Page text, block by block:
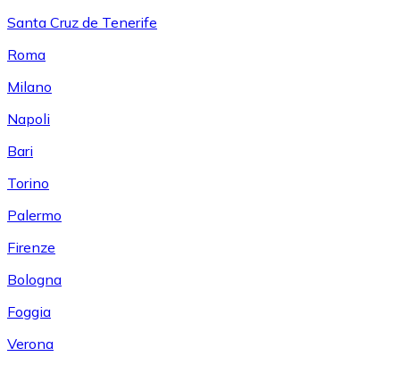
Santa Cruz de Tenerife
Roma
Milano
Napoli
Bari
Torino
Palermo
Firenze
Bologna
Foggia
Verona